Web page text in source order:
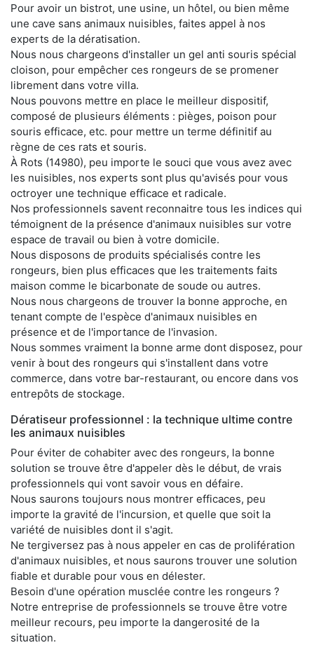
Pour avoir un bistrot, une usine, un hôtel, ou bien même
une cave sans animaux nuisibles, faites appel à nos
experts de la dératisation.
Nous nous chargeons d'installer un gel anti souris spécial
cloison, pour empêcher ces rongeurs de se promener
librement dans votre villa.
Nous pouvons mettre en place le meilleur dispositif,
composé de plusieurs éléments : pièges, poison pour
souris efficace, etc. pour mettre un terme définitif au
règne de ces rats et souris.
À Rots (14980), peu importe le souci que vous avez avec
les nuisibles, nos experts sont plus qu'avisés pour vous
octroyer une technique efficace et radicale.
Nos professionnels savent reconnaitre tous les indices qui
témoignent de la présence d'animaux nuisibles sur votre
espace de travail ou bien à votre domicile.
Nous disposons de produits spécialisés contre les
rongeurs, bien plus efficaces que les traitements faits
maison comme le bicarbonate de soude ou autres.
Nous nous chargeons de trouver la bonne approche, en
tenant compte de l'espèce d'animaux nuisibles en
présence et de l'importance de l'invasion.
Nous sommes vraiment la bonne arme dont disposez, pour
venir à bout des rongeurs qui s'installent dans votre
commerce, dans votre bar-restaurant, ou encore dans vos
entrepôts de stockage.
Dératiseur professionnel : la technique ultime contre
les animaux nuisibles
Pour éviter de cohabiter avec des rongeurs, la bonne
solution se trouve être d'appeler dès le début, de vrais
professionnels qui vont savoir vous en défaire.
Nous saurons toujours nous montrer efficaces, peu
importe la gravité de l'incursion, et quelle que soit la
variété de nuisibles dont il s'agit.
Ne tergiversez pas à nous appeler en cas de prolifération
d'animaux nuisibles, et nous saurons trouver une solution
fiable et durable pour vous en délester.
Besoin d'une opération musclée contre les rongeurs ?
Notre entreprise de professionnels se trouve être votre
meilleur recours, peu importe la dangerosité de la
situation.